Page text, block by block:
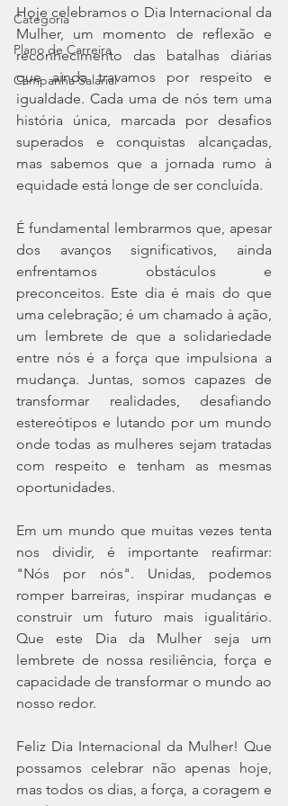
Categoria
Plano de Carreira
Campanha Salarial
Hoje celebramos o Dia Internacional da
Mulher, um momento de reflexão e
reconhecimento das batalhas diárias
que ainda travamos por respeito e
igualdade. Cada uma de nós tem uma
história única, marcada por desafios
superados e conquistas alcançadas,
mas sabemos que a jornada rumo à
equidade está longe de ser concluída.
É fundamental lembrarmos que, apesar
dos avanços significativos, ainda
enfrentamos obstáculos e
preconceitos. Este dia é mais do que
uma celebração; é um chamado à ação,
um lembrete de que a solidariedade
entre nós é a força que impulsiona a
mudança. Juntas, somos capazes de
transformar realidades, desafiando
estereótipos e lutando por um mundo
onde todas as mulheres sejam tratadas
com respeito e tenham as mesmas
oportunidades.
Em um mundo que muitas vezes tenta
nos dividir, é importante reafirmar:
"Nós por nós". Unidas, podemos
romper barreiras, inspirar mudanças e
construir um futuro mais igualitário.
Que este Dia da Mulher seja um
lembrete de nossa resiliência, força e
capacidade de transformar o mundo ao
nosso redor.
Feliz Dia Internacional da Mulher! Que
possamos celebrar não apenas hoje,
mas todos os dias, a força, a coragem e